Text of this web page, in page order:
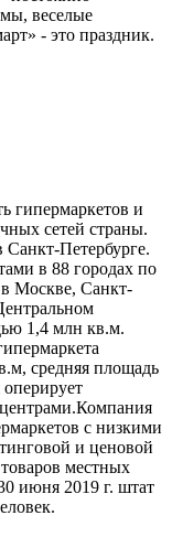
веселые
- это праздник.
гипермаркетов и
сетей страны.
Петербурге.
в 88 городах по
Москве, Санкт-
1,4 млн кв.м.
средняя площадь
с низкими
и ценовой
местных
июня 2019 г. штат